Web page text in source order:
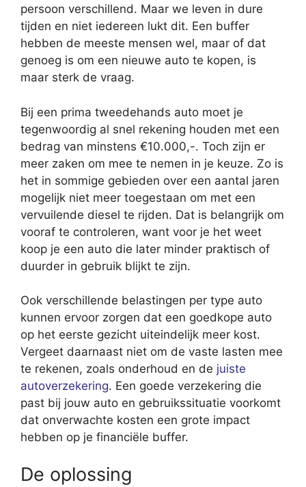
persoon verschillend. Maar we leven in dure
tijden en niet iedereen lukt dit. Een buffer
hebben de meeste mensen wel, maar of dat
genoeg is om een nieuwe auto te kopen, is
maar sterk de vraag.
Bij een prima tweedehands auto moet je
tegenwoordig al snel rekening houden met een
bedrag van minstens €10.000,-. Toch zijn er
meer zaken om mee te nemen in je keuze. Zo is
het in sommige gebieden over een aantal jaren
mogelijk niet meer toegestaan om met een
vervuilende diesel te rijden. Dat is belangrijk om
vooraf te controleren, want voor je het weet
koop je een auto die later minder praktisch of
duurder in gebruik blijkt te zijn.
Ook verschillende belastingen per type auto
kunnen ervoor zorgen dat een goedkope auto
op het eerste gezicht uiteindelijk meer kost.
Vergeet daarnaast niet om de vaste lasten mee
te rekenen, zoals onderhoud en de juiste
autoverzekering. Een goede verzekering die
past bij jouw auto en gebruikssituatie voorkomt
dat onverwachte kosten een grote impact
hebben op je financiële buffer.
De oplossing